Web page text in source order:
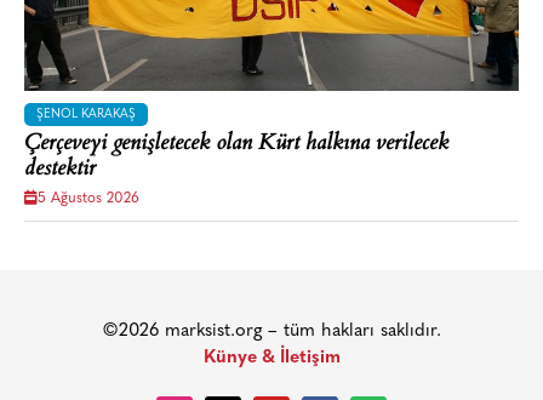
ŞENOL KARAKAŞ
Çerçeveyi genişletecek olan Kürt halkına verilecek
destektir
5 Ağustos 2026
©2026 marksist.org – tüm hakları saklıdır.
Künye & İletişim